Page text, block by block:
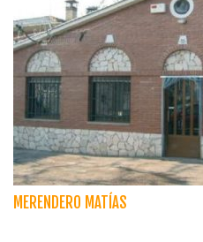
MERENDERO MATÍAS